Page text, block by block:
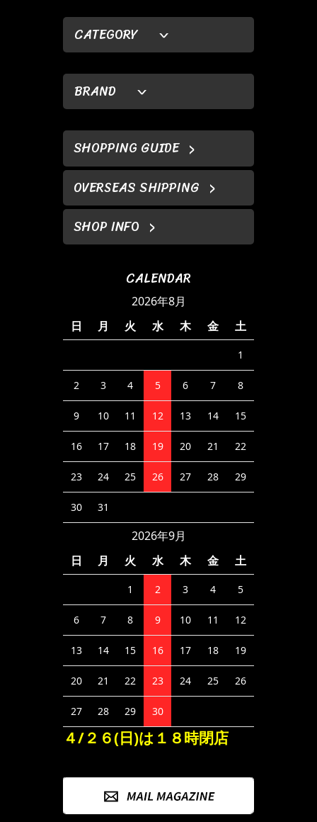
CATEGORY
BRAND
SHOPPING GUIDE
OVERSEAS SHIPPING
SHOP INFO
CALENDAR
2026年8月
日
月 火 水 木 金 土
1
2 3 4 5 6 7 8
9 10 11 12 13 14 15
16 17 18 19 20 21 22
23 24 25 26 27 28 29
30 31
2026年9月
日
月 火 水 木 金 土
1 2 3 4 5
6 7 8 9 10 11 12
13 14 15 16 17 18 19
20 21 22 23 24 25 26
27 28 29 30
４/２６(日)は１８時閉店